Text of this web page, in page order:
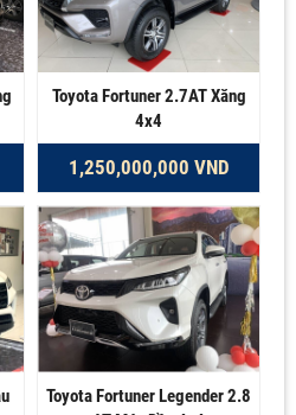
Toyota Fortuner 2.7AT Xăng
4x4
1,250,000,000 VND
Toyota Fortuner Legender 2.8